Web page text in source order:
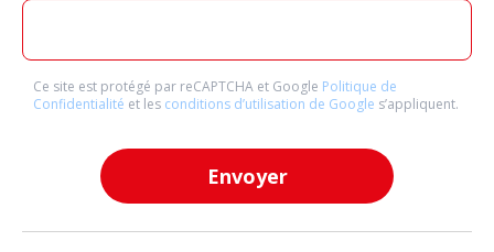
Ce site est protégé par reCAPTCHA et Google Politique de
Confidentialité et les conditions d’utilisation de Google s’appliquent.
Envoyer